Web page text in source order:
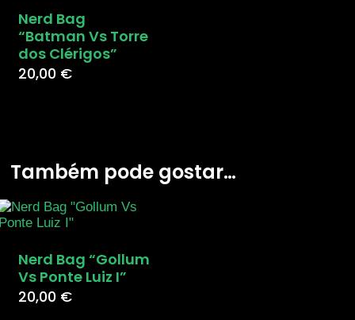
Nerd Bag
“Batman Vs Torre
dos Clérigos”
20,00 €
Também pode gostar…
Nerd Bag “Gollum
Vs Ponte Luiz I”
20,00 €